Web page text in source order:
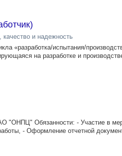
качество и надежность
«разработка/испытания/
на разработке и
"ОНПЦ" Обязанности: - Участие в
- Оформление отчетной